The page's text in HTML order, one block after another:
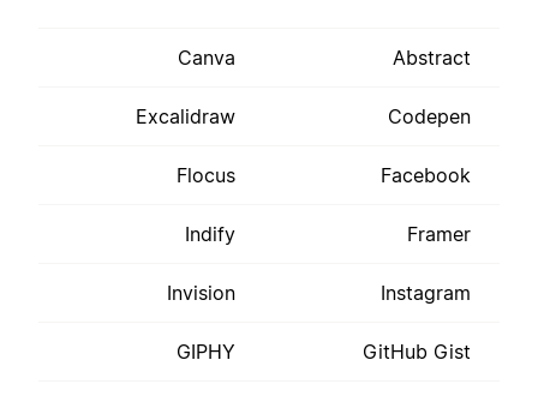
Abstract
Canva
Codepen
Excalidraw
Facebook
Flocus
Framer
Indify
Instagram
Invision
GitHub Gist
GIPHY